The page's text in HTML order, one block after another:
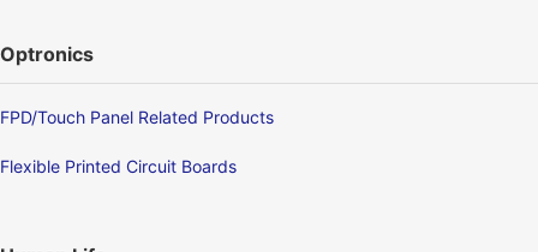
Optronics
FPD/Touch Panel Related Products
Flexible Printed Circuit Boards